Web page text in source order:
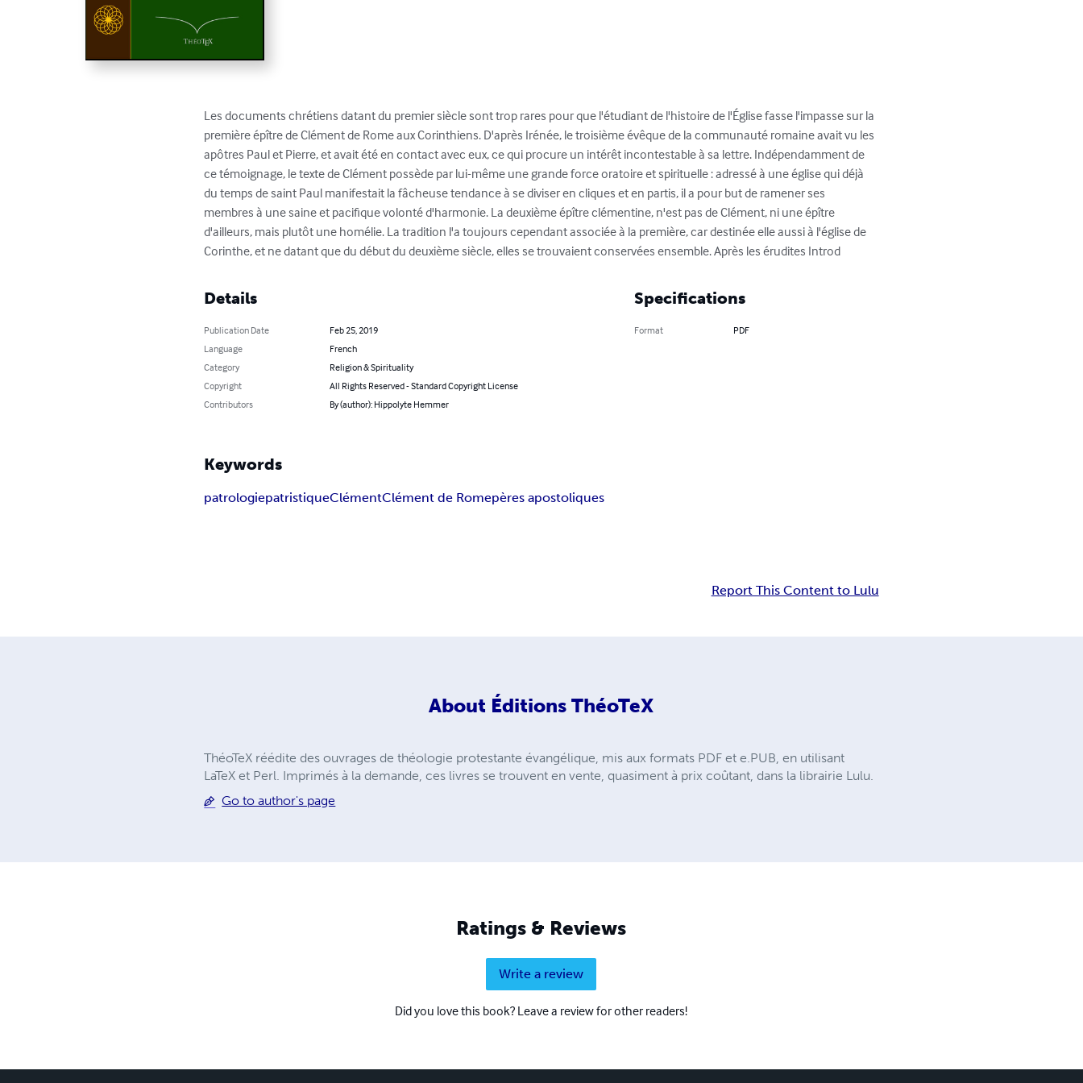
Les documents chrétiens datant du premier siècle sont trop rares pour que l'étudiant de l'histoire de l'Église fasse l'impasse sur la
première épître de Clément de Rome aux Corinthiens. D'après Irénée, le troisième évêque de la communauté romaine avait vu les
apôtres Paul et Pierre, et avait été en contact avec eux, ce qui procure un intérêt incontestable à sa lettre. Indépendamment de
ce témoignage, le texte de Clément possède par lui-même une grande force oratoire et spirituelle : adressé à une église qui déjà
du temps de saint Paul manifestait la fâcheuse tendance à se diviser en cliques et en partis, il a pour but de ramener ses
membres à une saine et pacifique volonté d'harmonie. La deuxième épître clémentine, n'est pas de Clément, ni une épître
d'ailleurs, mais plutôt une homélie. La tradition l'a toujours cependant associée à la première, car destinée elle aussi à l'église de
Corinthe, et ne datant que du début du deuxième siècle, elles se trouvaient conservées ensemble. Après les érudites Introd
Details
Publication Date
Feb 25, 2019
Language
French
Category
Religion & Spirituality
Copyright
All Rights Reserved - Standard Copyright License
Contributors
By (author): Hippolyte Hemmer
Specifications
Format PDF
Keywords
patrologiepatristiqueClémentClément de Romepères apostoliques
Report This Content to Lulu
About Éditions ThéoTeX
ThéoTeX réédite des ouvrages de théologie protestante évangélique, mis aux formats PDF et e.PUB, en utilisant
LaTeX et Perl. Imprimés à la demande, ces livres se trouvent en vente, quasiment à prix coûtant, dans la librairie Lulu.
Go to author's page
Ratings & Reviews
Write a review
Did you love this book? Leave a review for other readers!